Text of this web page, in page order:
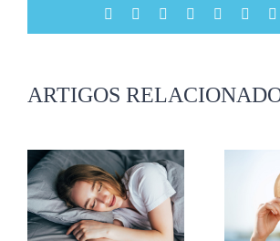
Facebook Reddit LinkedIn
Tumblr
ARTIGOS